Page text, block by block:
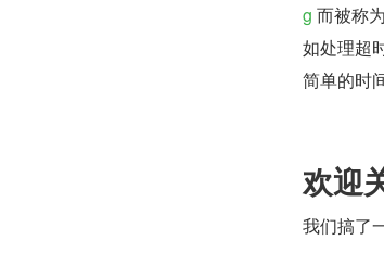
g 而被称
如处理超
简单的时
欢迎
我们搞了